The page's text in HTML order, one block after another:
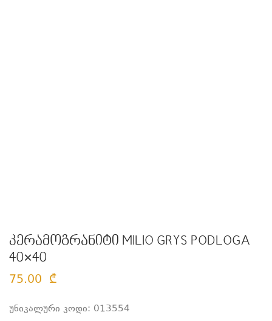
კერამოგრანიტი MILIO GRYS PODLOGA
40×40
75.00 ₾
უნიკალური კოდი: 013554